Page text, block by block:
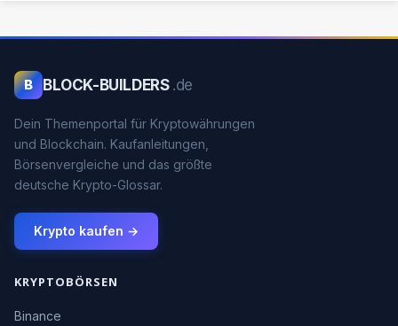
B BLOCK-BUILDERS .de
Dein Themenportal für Kryptowährungen
und Blockchain. Kaufanleitungen,
Börsenvergleiche und das größte
deutsche Krypto-Glossar.
Krypto kaufen →
KRYPTOBÖRSEN
Binance